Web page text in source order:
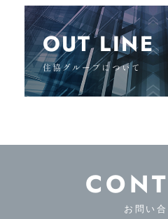
OUT LINE
住協グループについて
お問い